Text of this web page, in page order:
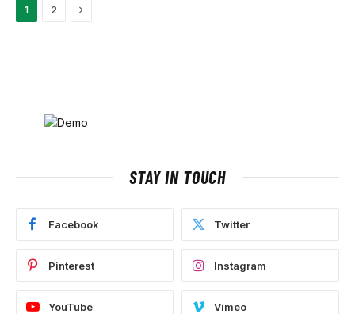
1 2 Next
STAY IN TOUCH
Facebook Twitter
Pinterest Instagram
YouTube Vimeo